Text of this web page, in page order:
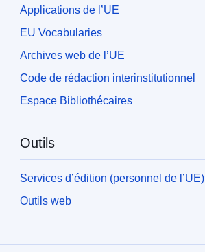
Applications de l’UE
EU Vocabularies
Archives web de l’UE
Code de rédaction interinstitutionnel
Espace Bibliothécaires
Outils
Services d’édition (personnel de l’UE)
Outils web